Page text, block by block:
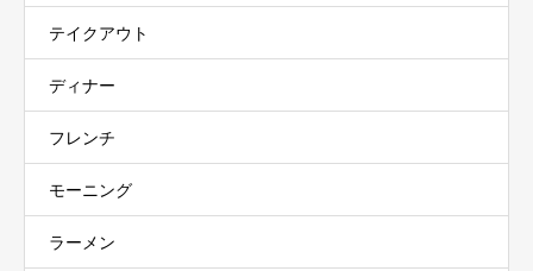
テイクアウト
ディナー
フレンチ
モーニング
ラーメン